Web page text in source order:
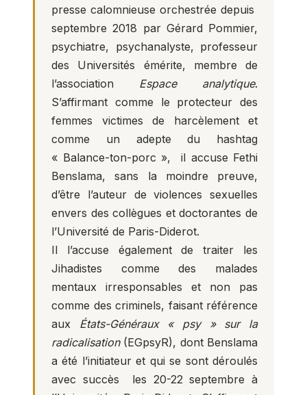
presse calomnieuse orchestrée depuis
septembre 2018 par Gérard Pommier,
psychiatre, psychanalyste, professeur
des Universités émérite, membre de
l’association Espace analytique.
S’affirmant comme le protecteur des
femmes victimes de harcèlement et
comme un adepte du hashtag
« Balance-ton-porc », il accuse Fethi
Benslama, sans la moindre preuve,
d’être l’auteur de violences sexuelles
envers des collègues et doctorantes de
l’Université de Paris-Diderot.
Il l’accuse également de traiter les
Jihadistes comme des malades
mentaux irresponsables et non pas
comme des criminels, faisant référence
aux États-Généraux « psy » sur la
radicalisation(EGpsyR), dont Benslama
a été l’initiateur et qui se sont déroulés
avec succès les 20-22 septembre à